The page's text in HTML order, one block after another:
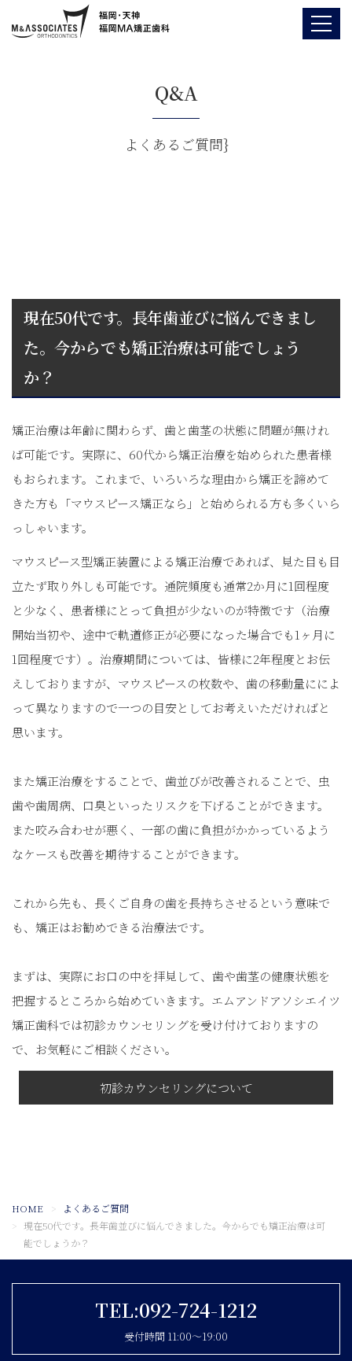
Q&A
よくあるご質問}
現在50代です。長年歯並びに悩んできまし
た。今からでも矯正治療は可能でしょう
か？
矯正治療は年齢に関わらず、歯と歯茎の状態に問題が無けれ
ば可能です。実際に、60代から矯正治療を始められた患者様
もおられます。これまで、いろいろな理由から矯正を諦めて
きた方も「マウスピース矯正なら」と始められる方も多くいら
っしゃいます。
マウスピース型矯正装置による矯正治療であれば、見た目も目
立たず取り外しも可能です。通院頻度も通常2か月に1回程度
と少なく、患者様にとって負担が少ないのが特徴です（治療
開始当初や、途中で軌道修正が必要になった場合でも1ヶ月に
1回程度です）。治療期間については、皆様に2年程度とお伝
えしておりますが、マウスピースの枚数や、歯の移動量にによ
って異なりますので一つの目安としてお考えいただければと
思います。
また矯正治療をすることで、歯並びが改善されることで、虫
歯や歯周病、口臭といったリスクを下げることができます。
また咬み合わせが悪く、一部の歯に負担がかかっているよう
なケースも改善を期待することができます。
これから先も、長くご自身の歯を長持ちさせるという意味で
も、矯正はお勧めできる治療法です。
まずは、実際にお口の中を拝見して、歯や歯茎の健康状態を
把握するところから始めていきます。エムアンドアソシエイツ
矯正歯科では初診カウンセリングを受け付けておりますの
で、お気軽にご相談ください。
初診カウンセリングについて
HOME
よくあるご質問
現在50代です。長年歯並びに悩んできました。今からでも矯正治療は可
能でしょうか？
TEL:092-724-1212
受付時間 11:00〜19:00